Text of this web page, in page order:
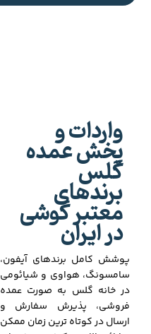
واردات و
پخش عمده
گلس
برندهای
معتبر گوشی
در ایران
پوشش کامل برندهای آیفون،
سامسونگ، هواوی و شیائومی
در خانه گلس به صورت عمده
فروشی، پذیرش سفارش و
ارسال در کوتاه ترین زمان ممکن